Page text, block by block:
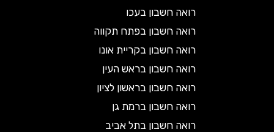
רואה חשבון בעכו
רואה חשבון בפתח תקווה
רואה חשבון בקריית אונו
רואה חשבון בראש העין
רואה חשבון בראשון לציון
רואה חשבון ברמת גן
רואה חשבון בתל אביב